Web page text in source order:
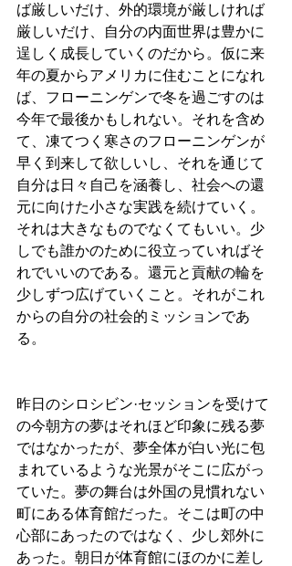
ば厳しいだけ、外的環境が厳しければ
厳しいだけ、自分の内面世界は豊かに
逞しく成長していくのだから。仮に来
年の夏からアメリカに住むことになれ
ば、フローニンゲンで冬を過ごすのは
今年で最後かもしれない。それを含め
て、凍てつく寒さのフローニンゲンが
早く到来して欲しいし、それを通じて
自分は日々自己を涵養し、社会への還
元に向けた小さな実践を続けていく。
それは大きなものでなくてもいい。少
しでも誰かのために役立っていればそ
れでいいのである。還元と貢献の輪を
少しずつ広げていくこと。それがこれ
からの自分の社会的ミッションであ
る。
昨日のシロシビン·セッションを受けて
の今朝方の夢はそれほど印象に残る夢
ではなかったが、夢全体が白い光に包
まれているような光景がそこに広がっ
ていた。夢の舞台は外国の見慣れない
町にある体育館だった。そこは町の中
心部にあったのではなく、少し郊外に
あった。朝日が体育館にほのかに差し